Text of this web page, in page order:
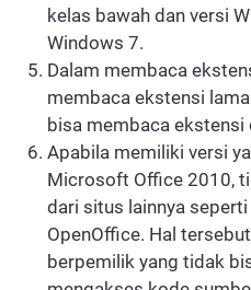
kelas bawah dan versi
Windows 7.
Dalam membaca
membaca ekstensi
bisa membaca ekstensi
Apabila memiliki versi
Microsoft Office 2010,
dari situs lainnya
OpenOffice. Hal
berpemilik yang tidak